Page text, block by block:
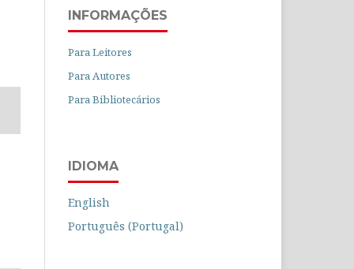
INFORMAÇÕES
Para Leitores
Para Autores
Para Bibliotecários
IDIOMA
English
Português (Portugal)